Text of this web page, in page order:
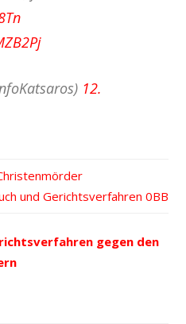
12.
und Gerichtsverfahren
gegen den